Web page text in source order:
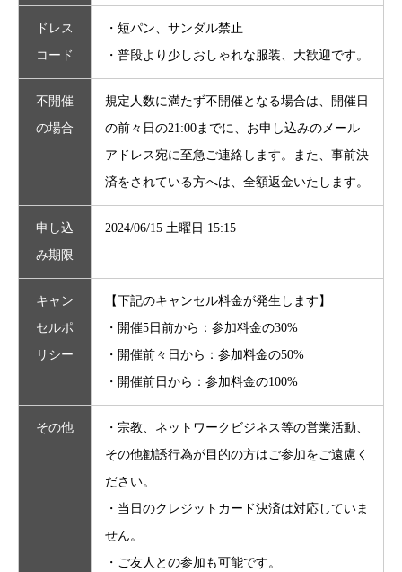
ドレス
コード
・短パン、サンダル禁止
・普段より少しおしゃれな服装、大歓迎です。
不開催
の場合
規定人数に満たず不開催となる場合は、開催日
の前々日の21:00までに、お申し込みのメール
アドレス宛に至急ご連絡します。また、事前決
済をされている方へは、全額返金いたします。
申し込
み期限
2024/06/15 土曜日 15:15
キャン
セルポ
リシー
【下記のキャンセル料金が発生します】
・開催5日前から：参加料金の30%
・開催前々日から：参加料金の50%
・開催前日から：参加料金の100%
その他
・宗教、ネットワークビジネス等の営業活動、
その他勧誘行為が目的の方はご参加をご遠慮く
ださい。
・当日のクレジットカード決済は対応していま
せん。
・ご友人との参加も可能です。